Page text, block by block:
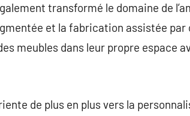
transformé le domaine de
et la fabrication assistée
meubles dans leur propre espace
de plus en plus vers la